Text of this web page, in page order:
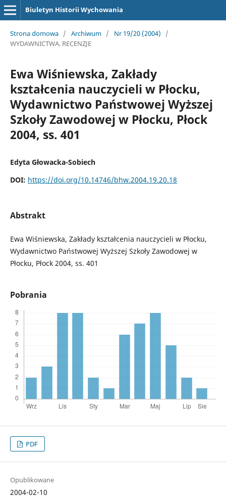
Biuletyn Historii Wychowania
Strona domowa / Archiwum / Nr 19/20 (2004)
/
WYDAWNICTWA. RECENZJE
Ewa Wiśniewska, Zakłady
kształcenia nauczycieli w Płocku,
Wydawnictwo Państwowej Wyższej
Szkoły Zawodowej w Płocku, Płock
2004, ss. 401
Edyta Głowacka-Sobiech
DOI: https://doi.org/10.14746/bhw.2004.19.20.18
Abstrakt
Ewa Wiśniewska, Zakłady kształcenia nauczycieli w Płocku,
Wydawnictwo Państwowej Wyższej Szkoły Zawodowej w
Płocku, Płock 2004, ss. 401
Pobrania
PDF
Opublikowane
2004-02-10